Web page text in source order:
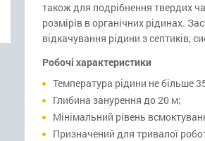
також для подрібнення твердих
розмірів в органічних рідинах.
відкачування рідини з септиків,
Робочі характеристики
Температура рідини не більше
Глибина занурення до 20 м;
Мінімальний рівень
Призначений для тривалої